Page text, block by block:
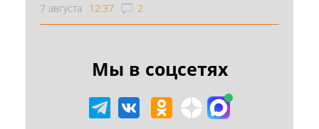
7 августа 12:37 2
Мы в соцсетях